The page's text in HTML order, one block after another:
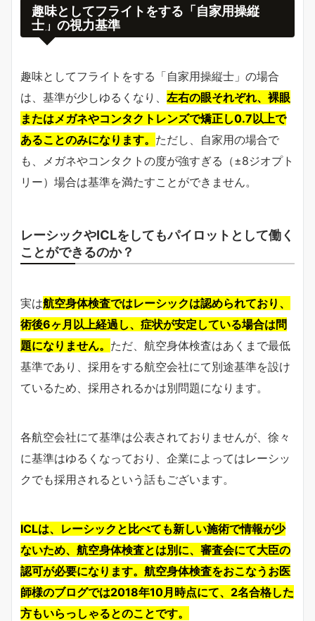
趣味としてフライトをする「自家用操縦
士」の視力基準
趣味としてフライトをする「自家用操縦士」の場合
は、基準が少しゆるくなり、 左右の眼それぞれ、裸眼
またはメガネやコンタクトレンズで矯正し0.7以上で
あることのみになります。 ただし、自家用の場合で
も、メガネやコンタクトの度が強すぎる（±8ジオプト
リー）場合は基準を満たすことができません。
レーシックやICLをしてもパイロットとして働く
ことができるのか？
実は航空身体検査ではレーシックは認められており、
術後6ヶ月以上経過し、症状が安定している場合は問
題になりません。 ただ、航空身体検査はあくまで最低
基準であり、採用をする航空会社にて別途基準を設け
ているため、採用されるかは別問題になります。
各航空会社にて基準は公表されておりませんが、徐々
に基準はゆるくなっており、企業によってはレーシッ
クでも採用されるという話もございます。
ICLは、レーシックと比べても新しい施術で情報が少
ないため、航空身体検査とは別に、審査会にて大臣の
認可が必要になります。航空身体検査をおこなうお医
師様のブログでは2018年10月時点にて、2名合格した
方もいらっしゃるとのことです。